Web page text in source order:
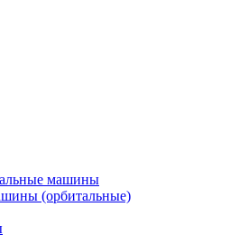
машины
(орбитальные)